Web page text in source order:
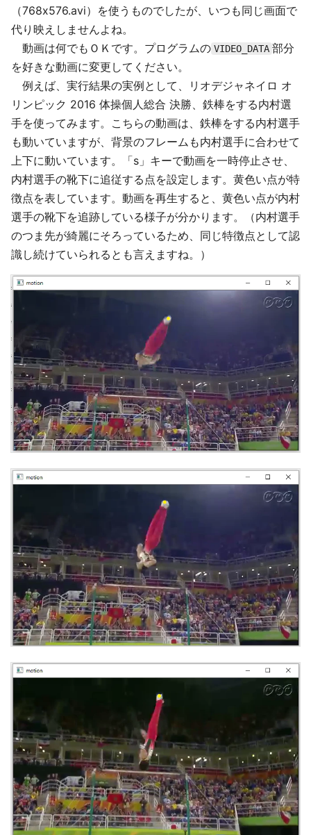
（768x576.avi）を使うものでしたが、いつも同じ画面で
代り映えしませんよね。
動画は何でもＯＫです。プログラムの VIDEO_DATA 部分
を好きな動画に変更してください。
例えば、実行結果の実例として、リオデジャネイロ オ
リンピック 2016 体操個人総合 決勝、鉄棒をする内村選
手を使ってみます。こちらの動画は、鉄棒をする内村選手
も動いていますが、背景のフレームも内村選手に合わせて
上下に動いています。「s」キーで動画を一時停止させ、
内村選手の靴下に追従する点を設定します。黄色い点が特
徴点を表しています。動画を再生すると、黄色い点が内村
選手の靴下を追跡している様子が分かります。（内村選手
のつま先が綺麗にそろっているため、同じ特徴点として認
識し続けていられるとも言えますね。）